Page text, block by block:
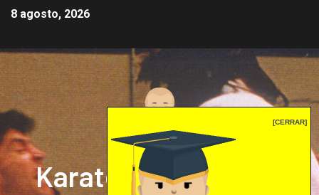
[CERRAR]
8 agosto, 2026
Karate mrprepor: el